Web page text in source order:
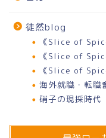
徒然blog
《Slice of
《Slice of
《Slice of
海外就職・転職
硝子の現採時代